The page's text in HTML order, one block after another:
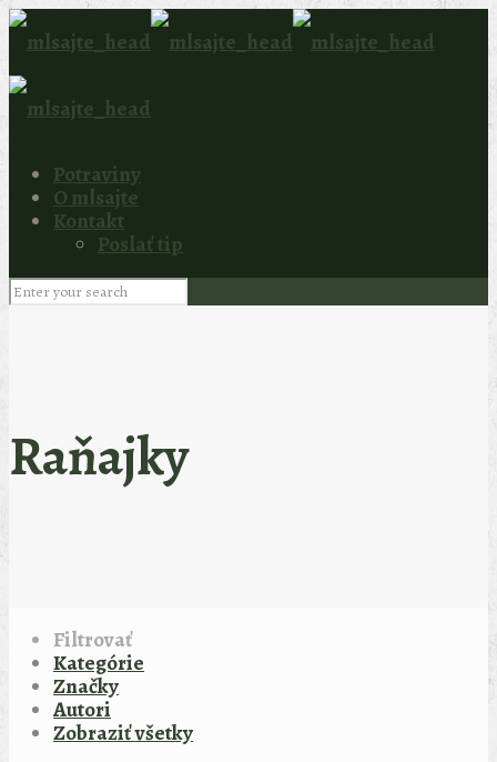
Potraviny
O mlsajte
Kontakt
Poslať tip
Raňajky
Filtrovať
Kategórie
Značky
Autori
Zobraziť všetky